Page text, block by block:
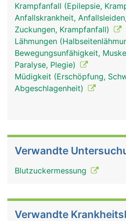
Krampfanfall (Epilepsie,
Anfallskrankheit,
Zuckungen, Krampfanfall)
Lähmungen
Bewegungsunfähigkeit,
Paralyse, Plegie)
Müdigkeit (Erschöpfung,
Abgeschlagenheit)
Verwandte
Blutzuckermessung
Verwandte